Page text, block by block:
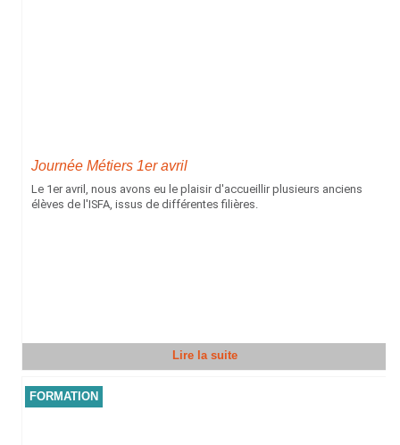
Journée Métiers 1er avril
Le 1er avril, nous avons eu le plaisir d'accueillir plusieurs anciens
élèves de l'ISFA, issus de différentes filières.
Lire la suite
FORMATION